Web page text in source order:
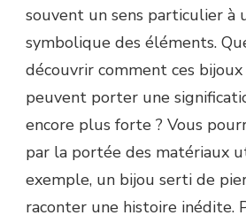
souvent un sens particulier à
symbolique des éléments.
découvrir comment ces
peuvent porter une
encore plus forte ? Vous
par la portée des matériaux
exemple, un bijou serti de
raconter une histoire inédite.